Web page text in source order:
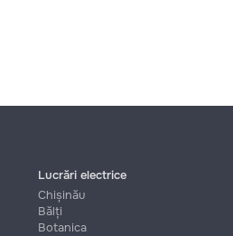
Lucrări electrice
Chișinău
Bălți
Botanica